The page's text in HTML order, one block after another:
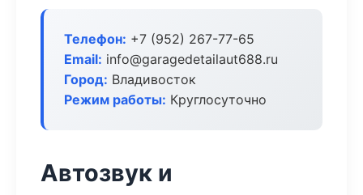
Телефон: +7 (952) 267-77-65
Email: info@garagedetailaut688.ru
Город: Владивосток
Режим работы: Круглосуточно
Автозвук и